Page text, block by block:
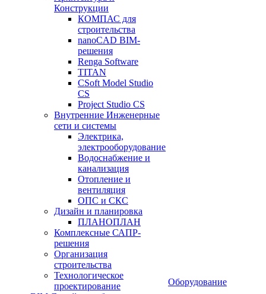
Конструкции
КОМПАС для
строительства
nanoCAD BIM-
решения
Renga Software
TITAN
CSoft Model Studio
CS
Project Studio CS
Внутренние Инженерные
сети и системы
Электрика,
электрооборудование
Водоснабжение и
канализация
Отопление и
вентиляция
ОПС и СКС
Дизайн и планировка
ПЛАНОПЛАН
Комплексные САПР-
решения
Организация
строительства
Технологическое
проектирование
Оборудование